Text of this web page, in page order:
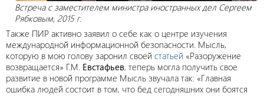
Встреча с заместителем министра иностранных дел Сергеем
Рябковым, 2015 г.
Также ПИР активно заявил о себе как о центре изучения
международной информационной безопасности. Мысль,
которую в мою голову заронил своей статьей «Разоружение
возвращается» Г.М. Евстафьев, теперь могла получить свое
развитие в новой программе Мысль звучала так: «Главная
ошибка людей состоит в том, что бед сегодняшних они боятся